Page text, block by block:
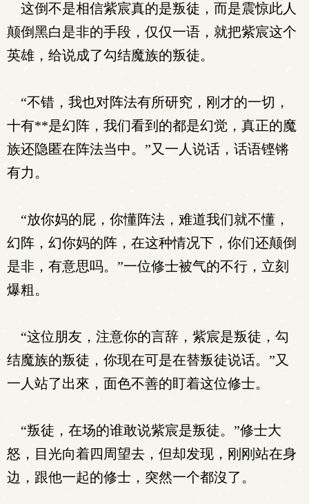
这倒不是相信紫宸真的是叛徒，而是震惊此人
颠倒黑白是非的手段，仅仅一语，就把紫宸这个
英雄，给说成了勾结魔族的叛徒。
“不错，我也对阵法有所研究，刚才的一切，
十有**是幻阵，我们看到的都是幻觉，真正的魔
族还隐匿在阵法当中。”又一人说话，话语铿锵
有力。
“放你妈的屁，你懂阵法，难道我们就不懂，
幻阵，幻你妈的阵，在这种情况下，你们还颠倒
是非，有意思吗。”一位修士被气的不行，立刻
爆粗。
“这位朋友，注意你的言辞，紫宸是叛徒，勾
结魔族的叛徒，你现在可是在替叛徒说话。”又
一人站了出來，面色不善的盯着这位修士。
“叛徒，在场的谁敢说紫宸是叛徒。”修士大
怒，目光向着四周望去，但却发现，刚刚站在身
边，跟他一起的修士，突然一个都沒了。